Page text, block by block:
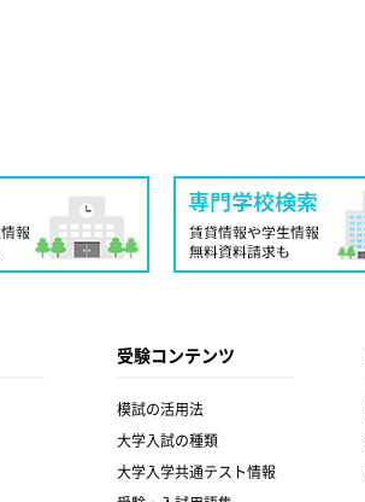
受験コンテンツ
模試の活用法
大学入試の種類
大学入学共通テスト情報